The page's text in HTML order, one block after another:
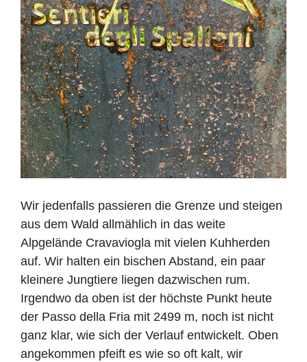
Wir jedenfalls passieren die Grenze und steigen
aus dem Wald allmählich in das weite
Alpgelände Cravaviogla mit vielen Kuhherden
auf. Wir halten ein bischen Abstand, ein paar
kleinere Jungtiere liegen dazwischen rum.
Irgendwo da oben ist der höchste Punkt heute
der Passo della Fria mit 2499 m, noch ist nicht
ganz klar, wie sich der Verlauf entwickelt. Oben
angekommen pfeift es wie so oft kalt, wir